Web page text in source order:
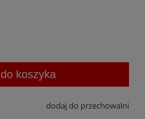
do koszyka
dodaj do przechowalni